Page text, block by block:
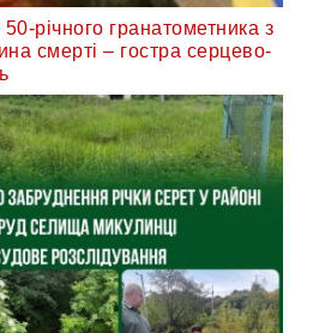
річного гранатометника з
смерті – гостра серцево-